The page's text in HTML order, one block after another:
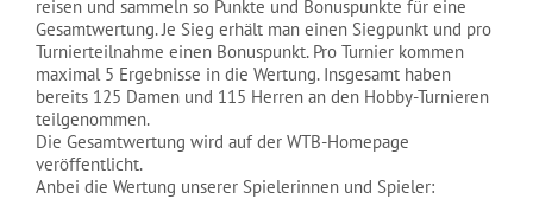
reisen und sammeln so Punkte und Bonuspunkte für eine
Gesamtwertung. Je Sieg erhält man einen Siegpunkt und pro
Turnierteilnahme einen Bonuspunkt. Pro Turnier kommen
maximal 5 Ergebnisse in die Wertung. Insgesamt haben
bereits 125 Damen und 115 Herren an den Hobby-Turnieren
teilgenommen.
Die Gesamtwertung wird auf der WTB-Homepage
veröffentlicht.
Anbei die Wertung unserer Spielerinnen und Spieler: